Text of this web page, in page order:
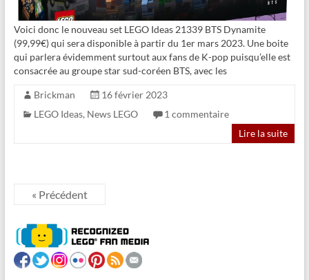
Voici donc le nouveau set LEGO Ideas 21339 BTS Dynamite
(99,99€) qui sera disponible à partir du 1er mars 2023. Une boite
qui parlera évidemment surtout aux fans de K-pop puisqu’elle est
consacrée au groupe star sud-coréen BTS, avec les
Brickman
16 février 2023
LEGO Ideas, News LEGO
1 commentaire
Lire la suite
« Précédent